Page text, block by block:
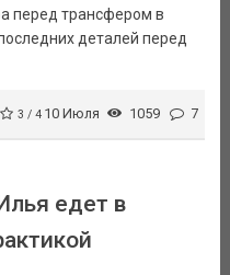
перед трансфером в
деталей перед
3 / 4 10 Июля 1059 7
едет в